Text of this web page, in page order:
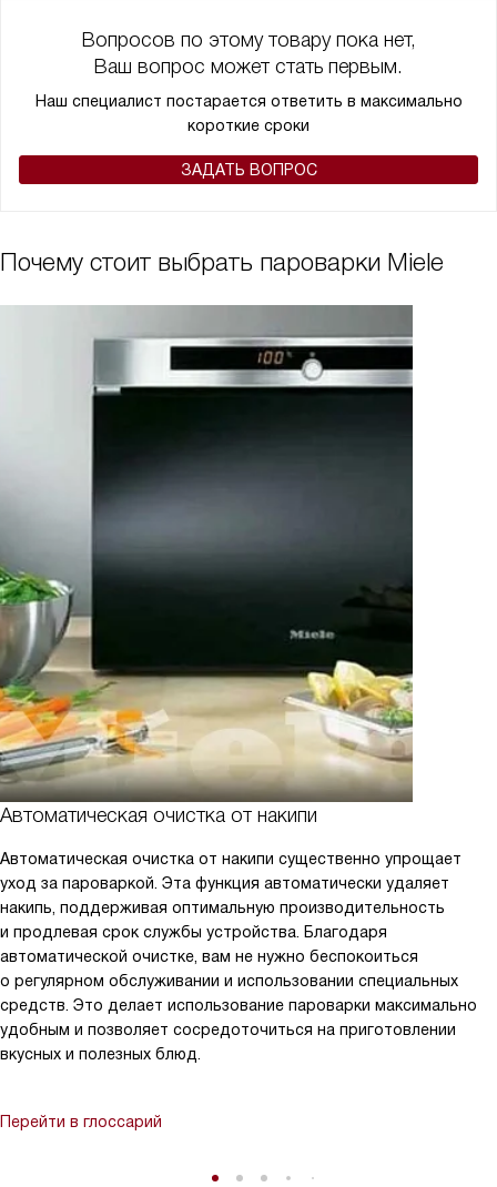
выглядит стильно, но и обладает всеми необходимыми
функциями для приготовления вкусной и здоровой еды. Это
устройство стало незаменимым помощником на моей кухне!
Вопросов по этому товару пока нет,
Ваш вопрос может стать первым.
Наш специалист постарается ответить в максимально
короткие сроки
ЗАДАТЬ ВОПРОС
Почему стоит выбрать пароварки Miele
Автоматическая очистка от накипи
Автоматическая очистка от накипи существенно упрощает
уход за пароваркой. Эта функция автоматически удаляет
накипь, поддерживая оптимальную производительность
и продлевая срок службы устройства. Благодаря
автоматической очистке, вам не нужно беспокоиться
о регулярном обслуживании и использовании специальных
средств. Это делает использование пароварки максимально
удобным и позволяет сосредоточиться на приготовлении
вкусных и полезных блюд.
Перейти в глоссарий